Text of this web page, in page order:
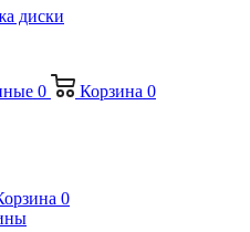
диски
0 Корзина 0
0